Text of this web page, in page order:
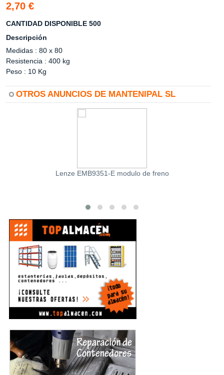
2,70 €
CANTIDAD DISPONIBLE 500
Descripción
Medidas : 80 x 80
Resistencia : 400 kg
Peso : 10 Kg
OTROS ANUNCIOS DE MANTENIPAL SL
Lenze EMB9351-E modulo de freno